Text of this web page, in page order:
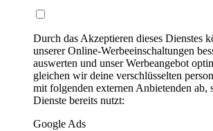
Durch das Akzeptieren dieses Dienstes
unserer Online-Werbeeinschaltungen
auswerten und unser Werbeangebot
gleichen wir deine verschlüsselten
mit folgenden externen Anbietenden ab,
Dienste bereits nutzt:
Google Ads